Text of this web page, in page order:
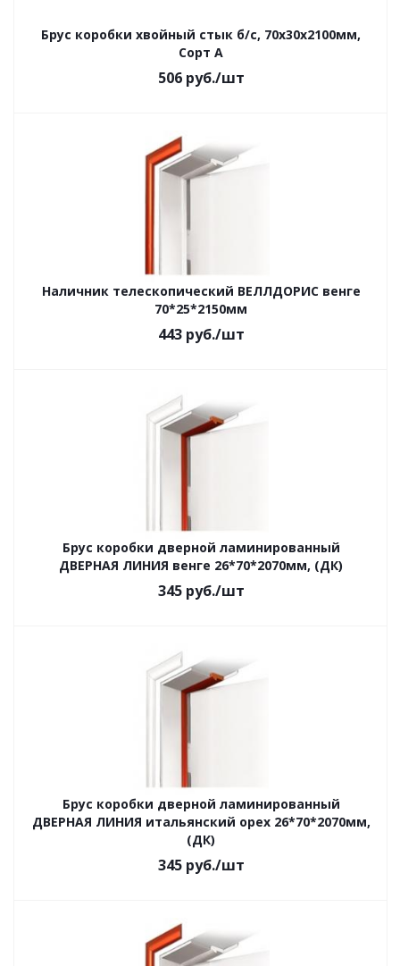
Брус коробки хвойный стык б/с, 70х30х2100мм,
Сорт А
506руб./шт
Наличник телескопический ВЕЛЛДОРИС венге
70*25*2150мм
443руб./шт
Брус коробки дверной ламинированный
ДВЕРНАЯ ЛИНИЯ венге 26*70*2070мм, (ДК)
345руб./шт
Брус коробки дверной ламинированный
ДВЕРНАЯ ЛИНИЯ итальянский орех 26*70*2070мм,
(ДК)
345руб./шт